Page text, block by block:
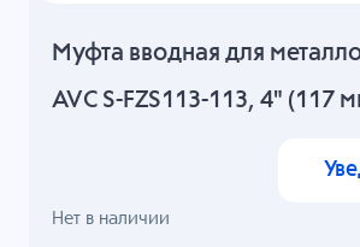
Муфта вводная для
AVC S-FZS113-113, 4" (117
Нет в наличии